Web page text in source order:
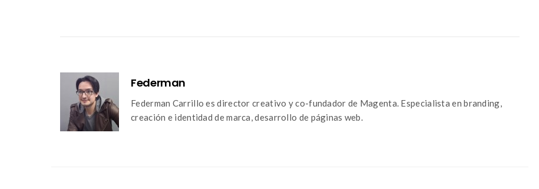
Federman
Federman Carrillo es director creativo y co-fundador de Magenta. Especialista en branding,
creación e identidad de marca, desarrollo de páginas web.